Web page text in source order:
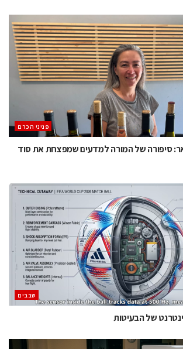
פניני הכרם
סיפורה של המורה למדעים שמפצחת את סוד
‫שבבים‬